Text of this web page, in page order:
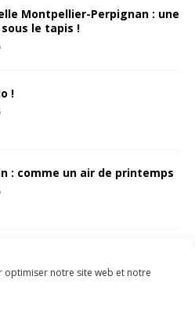
optimiser notre site web et notre
Montpellier-Perpignan : une
le tapis !
!
: comme un air de printemps